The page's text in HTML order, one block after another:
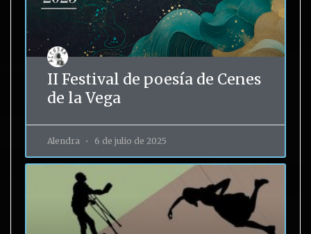
II Festival de poesía de Cenes
de la Vega
Alendra 6 de julio de 2025